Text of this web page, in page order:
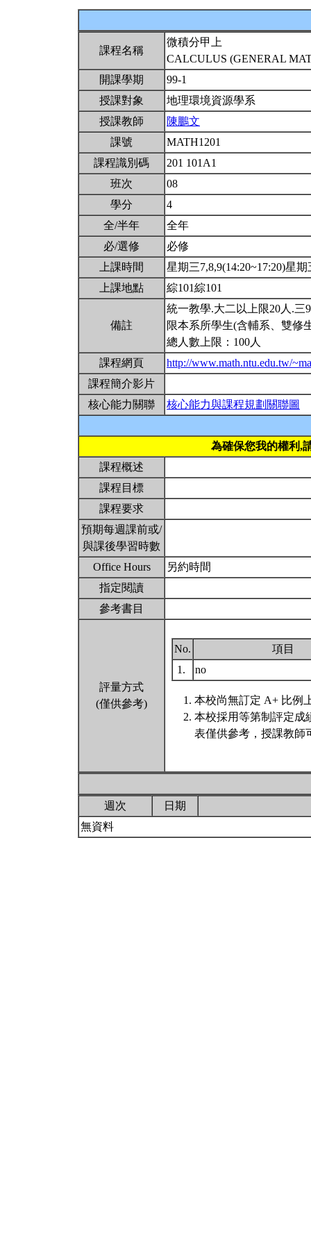
課程名稱
微積分甲上
CALCULUS (GENERAL
開課學期
99-1
授課對象
地理環境資源學系
授課教師
陳鵬文
課號
MATH1201
課程識別碼
201 101A1
班次
08
學分
4
全/半年
全年
必/選修
必修
上課時間
星期三7,8,9(14:20~17:20)星
上課地點
綜101綜101
備註
統一教學.大二以上限20人.三
限本系所學生(含輔系、雙修
總人數上限：100人
課程網頁
http://www.math.ntu.edu.tw/
課程簡介影片
核心能力關聯
核心能力與課程規劃關聯圖
為確保您我的權利,
課程概述
課程目標
課程要求
預期每週課前或/
與課後學習時數
Office Hours
另約時間
指定閱讀
參考書目
評量方式
(僅供參考)
No.
項目
1.
no
本校尚無訂定 A+ 比例
本校採用等第制評定成
表僅供參考，授課教師
週次
日期
無資料